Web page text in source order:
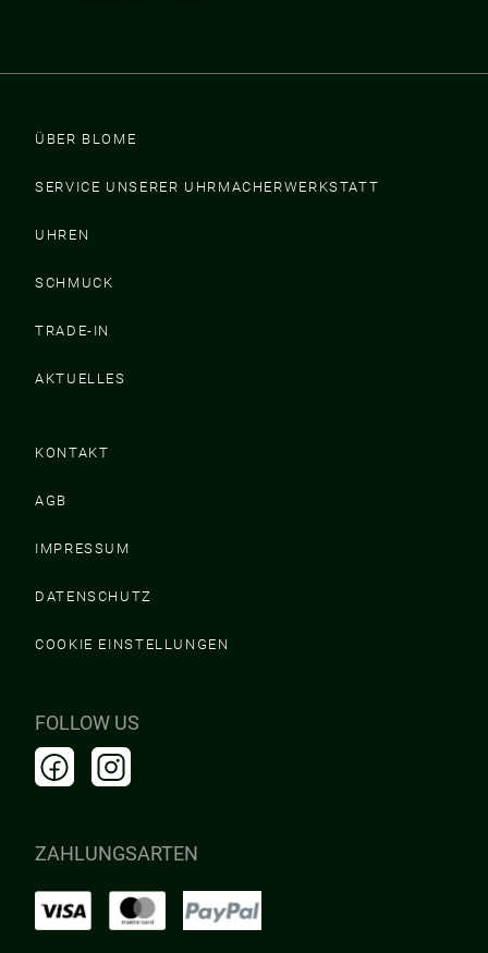
ÜBER BLOME
SERVICE UNSERER UHRMACHERWERKSTATT
UHREN
SCHMUCK
TRADE-IN
AKTUELLES
KONTAKT
AGB
IMPRESSUM
DATENSCHUTZ
COOKIE EINSTELLUNGEN
FOLLOW US
ZAHLUNGSARTEN